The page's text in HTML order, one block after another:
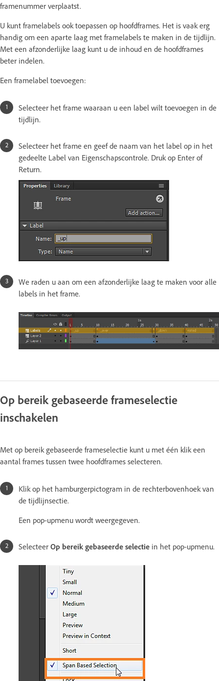
framenummer verplaatst.
U kunt framelabels ook toepassen op hoofdframes. Het is vaak erg
handig om een aparte laag met framelabels te maken in de tijdlijn.
Met een afzonderlijke laag kunt u de inhoud en de hoofdframes
beter indelen.
Een framelabel toevoegen:
Selecteer het frame waaraan u een label wilt toevoegen in de
tijdlijn.
Selecteer het frame en geef de naam van het label op in het
gedeelte Label van Eigenschapscontrole. Druk op Enter of
Return.
We raden u aan om een afzonderlijke laag te maken voor alle
labels in het frame.
Op bereik gebaseerde frameselectie
inschakelen
Met op bereik gebaseerde frameselectie kunt u met één klik een
aantal frames tussen twee hoofdframes selecteren.
Klik op het hamburgerpictogram in de rechterbovenhoek van
de tijdlijnsectie.
Een pop-upmenu wordt weergegeven.
Selecteer Op bereik gebaseerde selectie in het pop-upmenu.